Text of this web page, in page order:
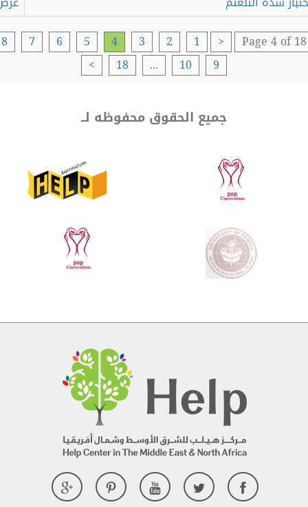
Page 4 of
10
18
جميع الحقوق محفوظه لــ